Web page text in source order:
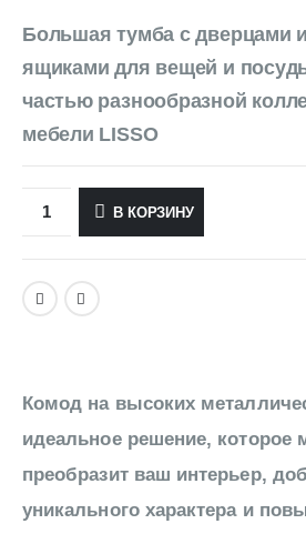
Большая тумба с дверцами
ящиками для вещей и
частью разнообразной
мебели LISSO
В КОРЗИНУ
Комод на высоких
идеальное решение, которое
преобразит ваш интерьер,
уникального характера и